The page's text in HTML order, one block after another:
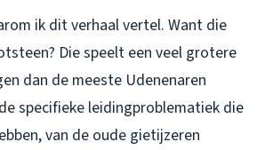
ik dit verhaal vertel. Want die
Die speelt een veel grotere
dan de meeste Udenenaren
specifieke leidingproblematiek die
van de oude gietijzeren